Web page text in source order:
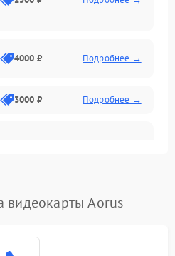
4000 ₽ Подробнее →
3000 ₽ Подробнее →
видеокарты Aorus